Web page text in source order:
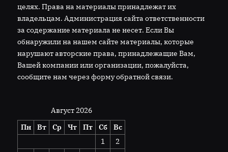
целях. Права на материалы принадлежат их
владельцам. Администрация сайта ответственности
за содержание материала не несет. Если Вы
обнаружили на нашем сайте материалы, которые
нарушают авторские права, принадлежащие Вам,
Вашей компании или организации, пожалуйста,
сообщите нам через форму обратной связи.
Август 2026
Пн
Вт Ср Чт Пт Сб
Вс
1
2